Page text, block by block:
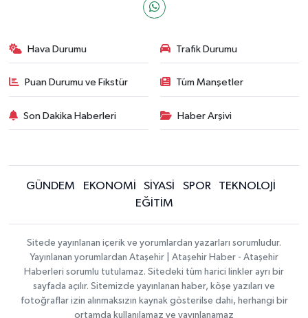
Hava Durumu Trafik Durumu
Puan Durumu ve Fikstür Tüm Manşetler
Son Dakika Haberleri Haber Arşivi
GÜNDEM EKONOMİ SİYASİ SPOR
TEKNOLOJİ
EĞİTİM
Sitede yayınlanan içerik ve yorumlardan yazarları sorumludur.
Yayınlanan yorumlardan Ataşehir | Ataşehir Haber - Ataşehir
Haberleri sorumlu tutulamaz. Sitedeki tüm harici linkler ayrı bir
sayfada açılır. Sitemizde yayınlanan haber, köşe yazıları ve
fotoğraflar izin alınmaksızın kaynak gösterilse dahi, herhangi bir
ortamda kullanılamaz ve yayınlanamaz